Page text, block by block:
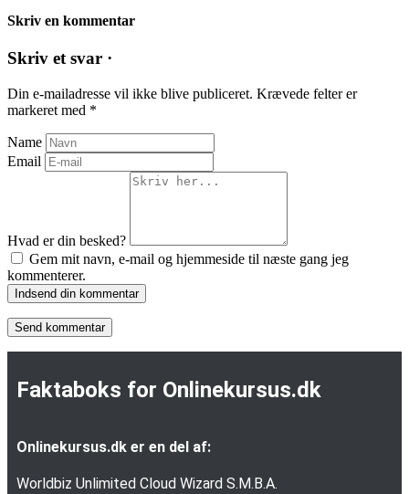
Skriv en kommentar
Skriv et svar ·
Din e-mailadresse vil ikke blive publiceret. Krævede felter er
markeret med *
Name
Email
Hvad er din besked?
Gem mit navn, e-mail og hjemmeside til næste gang jeg
kommenterer.
Indsend din kommentar
Faktaboks for Onlinekursus.dk
Onlinekursus.dk er en del af:
Worldbiz Unlimited Cloud Wizard S.M.B.A.